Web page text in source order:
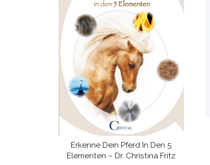
IN DEN WARENKORB
Erkenne Dein Pferd In Den 5
Elementen – Dr. Christina Fritz